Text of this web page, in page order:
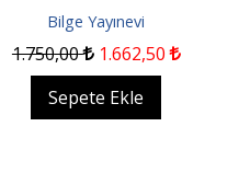
Bilge Yayınevi
1.750,00 1.662,50
Sepete Ekle